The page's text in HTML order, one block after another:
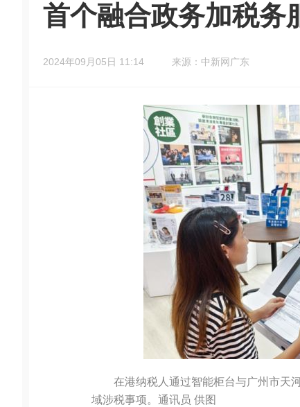
首个融合政务加税务
2024年09月05日 11:14 来源：中新网广东
在港纳税人通过智能柜台与广州市天
域涉税事项。通讯员 供图